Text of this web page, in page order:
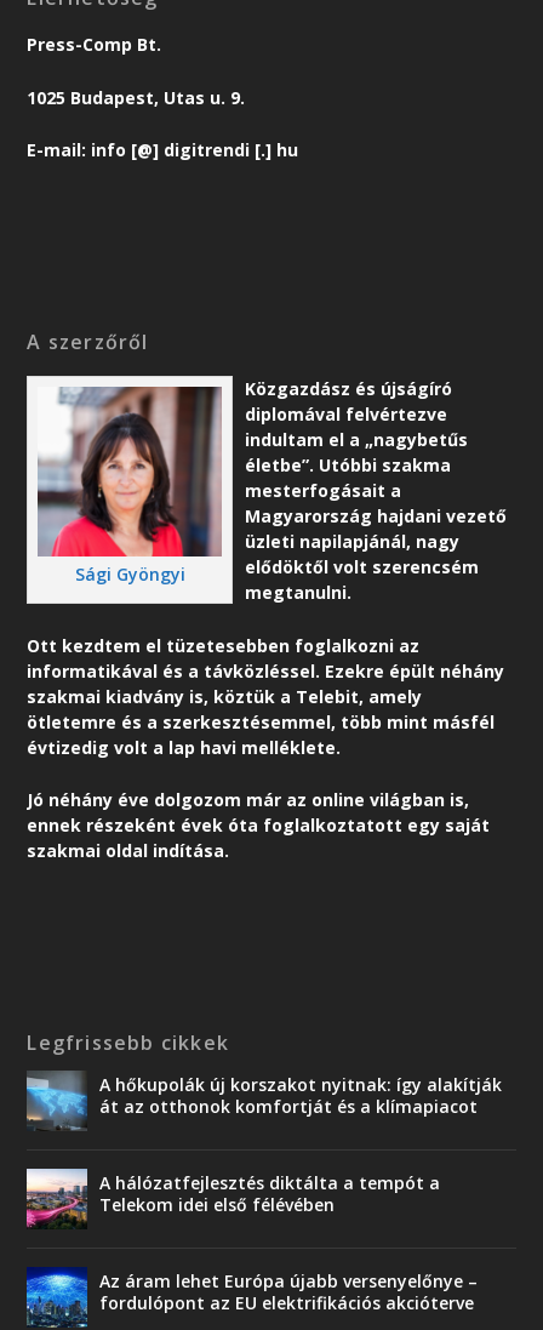
Press-Comp Bt.
1025 Budapest, Utas u. 9.
E-mail: info [@] digitrendi [.] hu
A szerzőről
Sági Gyöngyi
Közgazdász és újságíró
diplomával felvértezve
indultam el a „nagybetűs
életbe”. Utóbbi szakma
mesterfogásait a
Magyarország hajdani vezető
üzleti napilapjánál, nagy
elődöktől volt szerencsém
megtanulni.
Ott kezdtem el tüzetesebben foglalkozni az
informatikával és a távközléssel. Ezekre épült néhány
szakmai kiadvány is, köztük a Telebit, amely
ötletemre és a szerkesztésemmel, több mint másfél
évtizedig volt a lap havi melléklete.
Jó néhány éve dolgozom már az online világban is,
ennek részeként évek óta foglalkoztatott egy saját
szakmai oldal indítása.
Legfrissebb cikkek
A hőkupolák új korszakot nyitnak: így alakítják
át az otthonok komfortját és a klímapiacot
A hálózatfejlesztés diktálta a tempót a
Telekom idei első félévében
Az áram lehet Európa újabb versenyelőnye –
fordulópont az EU elektrifikációs akcióterve